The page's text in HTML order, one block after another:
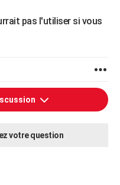
pas l'utiliser si vous
votre question